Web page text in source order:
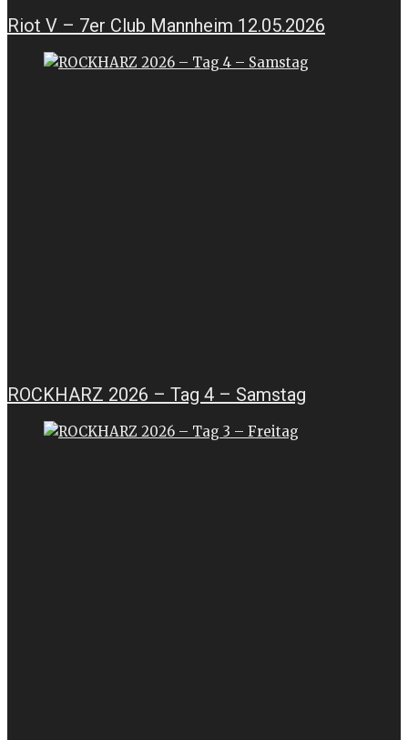
Riot V – 7er Club Mannheim 12.05.2026
ROCKHARZ 2026 – Tag 4 – Samstag